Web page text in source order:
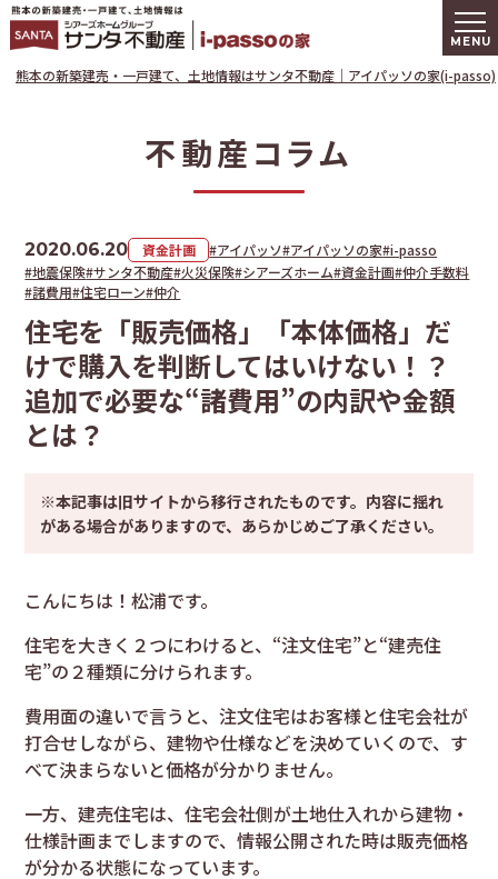
熊本の新築
熊本の新築建売・一戸建て、土地情報はサンタ不動産｜アイパッソの家(i-passo)
不動産コラム
2020.06.20 資金計画 #アイパッソ#アイパッソの家#i-passo
#地震保険#サンタ不動産#火災保険#シアーズホーム#資金計画#仲介手数料
#諸費用#住宅ローン#仲介
住宅を「販売価格」「本体価格」だ
けで購入を判断してはいけない！？
追加で必要な“諸費用”の内訳や金額
とは？
※本記事は旧サイトから移行されたものです。内容に揺れ
がある場合がありますので、あらかじめご了承ください。
こんにちは！松浦です。
住宅を大きく２つにわけると、“注文住宅”と“建売住
宅”の２種類に分けられます。
費用面の違いで言うと、注文住宅はお客様と住宅会社が
打合せしながら、建物や仕様などを決めていくので、す
べて決まらないと価格が分かりません。
一方、建売住宅は、住宅会社側が土地仕入れから建物・
仕様計画までしますので、情報公開された時は販売価格
が分かる状態になっています。